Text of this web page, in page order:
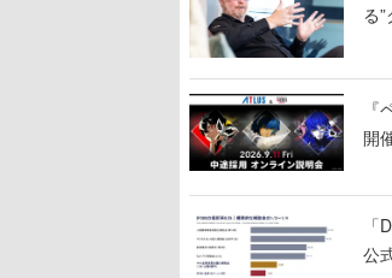
る
開
公